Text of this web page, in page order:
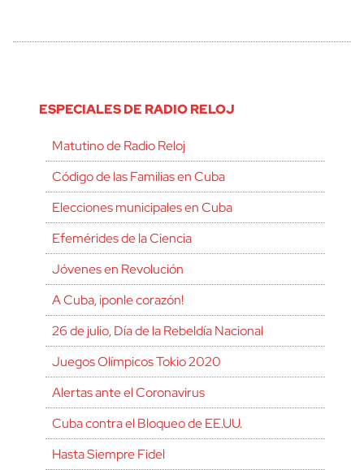
ESPECIALES DE RADIO RELOJ
Matutino de Radio Reloj
Código de las Familias en Cuba
Elecciones municipales en Cuba
Efemérides de la Ciencia
Jóvenes en Revolución
A Cuba, ¡ponle corazón!
26 de julio, Día de la Rebeldía Nacional
Juegos Olímpicos Tokio 2020
Alertas ante el Coronavirus
Cuba contra el Bloqueo de EE.UU.
Hasta Siempre Fidel